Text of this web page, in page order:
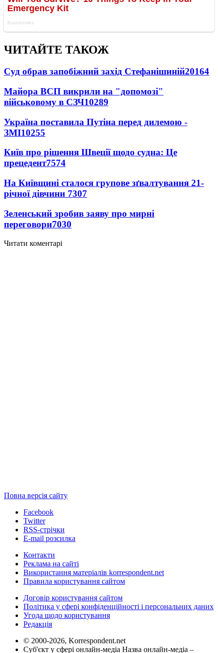
ЧИТАЙТЕ ТАКОЖ
Суд обрав запобіжний захід Стефанішиній20164
Майора ВСП викрили на "допомозі"
військовому в СЗЧ10289
Україна поставила Путіна перед дилемою -
ЗМІ10255
Київ про рішення Швеції щодо судна: Це
прецедент7574
На Київщині сталося групове зґвалтування 21-
річної дівчини 7307
Зеленський зробив заяву про мирні
переговори7030
Читати коментарі
Повна версія сайту
Facebook
Twitter
RSS-стрічки
E-mail розсилка
Контакти
Реклама на сайті
Використання матеріалів korrespondent.net
Правила користування сайтом
Договір користування сайтом
Політика у сфері конфіденційності і персональних даних
Угода щодо користування
Редакція
© 2000-2026, Korrespondent.net
Суб'єкт у сфері онлайн-медіа Назва онлайн-медіа –